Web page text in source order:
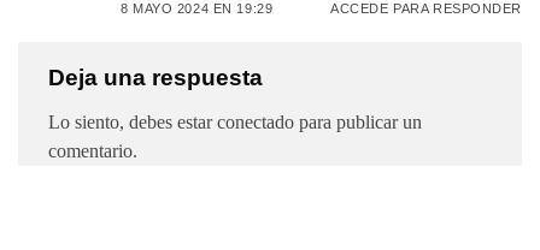
8 MAYO 2024 EN 19:29 ACCEDE PARA RESPONDER
Deja una respuesta
Lo siento, debes estarconectado para publicar un
comentario.